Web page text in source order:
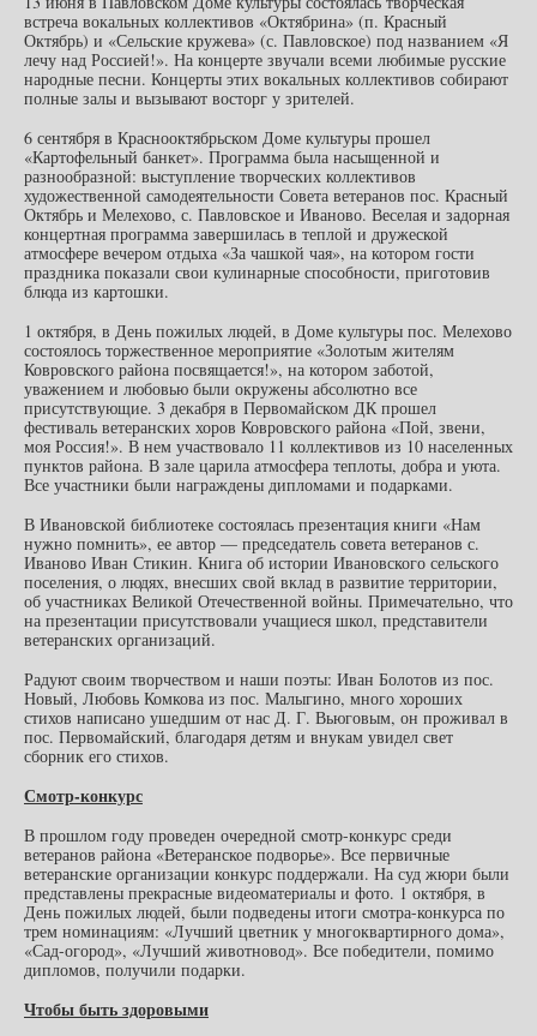
встреча вокальных коллективов «Октябрина» (п. Красный
Октябрь) и «Сельские кружева» (с. Павловское) под названием «Я
лечу над Россией!». На концерте звучали всеми любимые русские
народные песни. Концерты этих вокальных коллективов собирают
полные залы и вызывают восторг у зрителей.
6 сентября в Краснооктябрьском Доме культуры прошел
«Картофельный банкет». Программа была насыщенной и
разнообразной: выступление творческих коллективов
художественной самодеятельности Совета ветеранов пос. Красный
Октябрь и Мелехово, с. Павловское и Иваново. Веселая и задорная
концертная программа завершилась в теплой и дружеской
атмосфере вечером отдыха «За чашкой чая», на котором гости
праздника показали свои кулинарные способности, приготовив
блюда из картошки.
1 октября, в День пожилых людей, в Доме культуры пос. Мелехово
состоялось торжественное мероприятие «Золотым жителям
Ковровского района посвящается!», на котором заботой,
уважением и любовью были окружены абсолютно все
присутствующие. 3 декабря в Первомайском ДК прошел
фестиваль ветеранских хоров Ковровского района «Пой, звени,
моя Россия!». В нем участвовало 11 коллективов из 10 населенных
пунктов района. В зале царила атмосфера теплоты, добра и уюта.
Все участники были награждены дипломами и подарками.
В Ивановской библиотеке состоялась презентация книги «Нам
нужно помнить», ее автор — председатель совета ветеранов с.
Иваново Иван Стикин. Книга об истории Ивановского сельского
поселения, о людях, внесших свой вклад в развитие территории,
об участниках Великой Отечественной войны. Примечательно, что
на презентации присутствовали учащиеся школ, представители
ветеранских организаций.
Радуют своим творчеством и наши поэты: Иван Болотов из пос.
Новый, Любовь Комкова из пос. Малыгино, много хороших
стихов написано ушедшим от нас Д. Г. Вьюговым, он проживал в
пос. Первомайский, благодаря детям и внукам увидел свет
сборник его стихов.
Смотр-конкурс
В прошлом году проведен очередной смотр-конкурс среди
ветеранов района «Ветеранское подворье». Все первичные
ветеранские организации конкурс поддержали. На суд жюри были
представлены прекрасные видеоматериалы и фото. 1 октября, в
День пожилых людей, были подведены итоги смотра-конкурса по
трем номинациям: «Лучший цветник у многоквартирного дома»,
«Сад-огород», «Лучший животновод». Все победители, помимо
дипломов, получили подарки.
Чтобы быть здоровыми